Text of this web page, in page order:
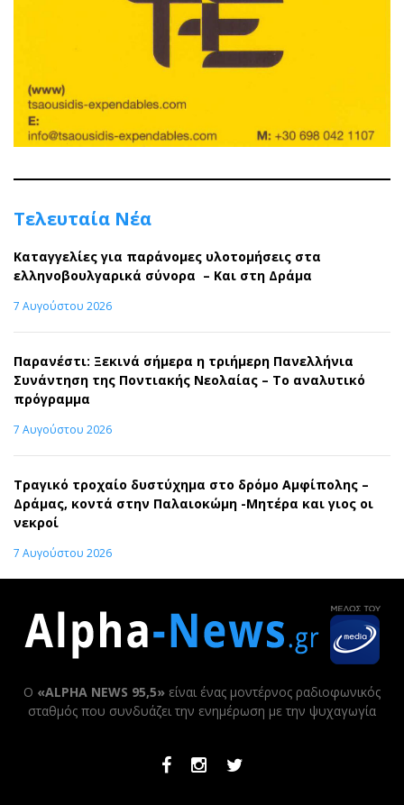
Τελευταία Νέα
Καταγγελίες για παράνομες υλοτομήσεις στα
ελληνοβουλγαρικά σύνορα – Και στη Δράμα
7 Αυγούστου 2026
Παρανέστι: Ξεκινά σήμερα η τριήμερη Πανελλήνια
Συνάντηση της Ποντιακής Νεολαίας – Το αναλυτικό
πρόγραμμα
7 Αυγούστου 2026
Τραγικό τροχαίο δυστύχημα στο δρόμο Αμφίπολης –
Δράμας, κοντά στην Παλαιοκώμη -Μητέρα και γιος οι
νεκροί
7 Αυγούστου 2026
Ο «ALPHA NEWS 95,5» είναι ένας μοντέρνος ραδιοφωνικός
σταθμός που συνδυάζει την ενημέρωση με την ψυχαγωγία
FacebookInstagramTwitter